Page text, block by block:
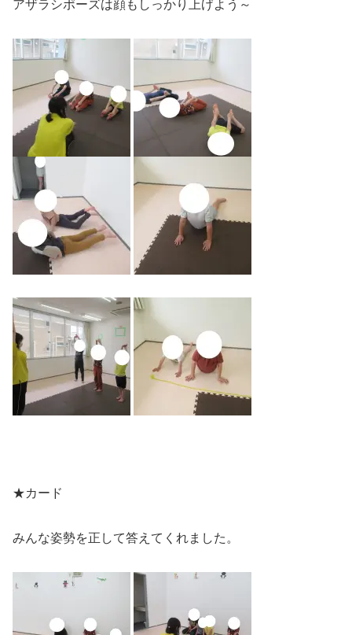
アザラシポーズは顔もしっかり上げよう～
★カード
みんな姿勢を正して答えてくれました。